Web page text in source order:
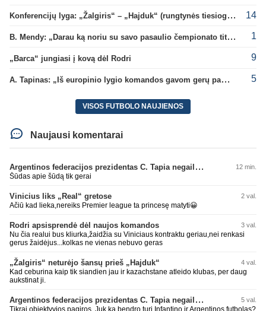
Konferencijų lyga: „Žalgiris“ – „Hajduk“ (rungtynės tiesiogiai) 14
B. Mendy: „Darau ką noriu su savo pasaulio čempionato titulu“ 1
„Barca“ jungiasi į kovą dėl Rodri 9
A. Tapinas: „Iš europinio lygio komandos gavom gerų pamokų“ 5
VISOS FUTBOLO NAUJIENOS
Naujausi komentarai
Argentinos federacijos prezidentas C. Tapia negailėjo pagyrų G. Infantino 12 min.
Šūdas apie šūdą tik gerai
Vinicius liks „Real“ gretose 2 val.
Ačiū kad lieka,nereiks Premier league ta princesę matyti😀
Rodri apsisprendė dėl naujos komandos 3 val.
Nu čia realui bus kliurka,žaidžia su Viniciaus kontraktu geriau,nei renkasi
gerus žaidėjus...kolkas ne vienas nebuvo geras
„Žalgiris“ neturėjo šansų prieš „Hajduk“ 4 val.
Kad ceburina kaip tik siandien jau ir kazachstane atleido klubas, per daug
aukstinat ji.
Argentinos federacijos prezidentas C. Tapia negailėjo pagyrų G. Infantino 5 val.